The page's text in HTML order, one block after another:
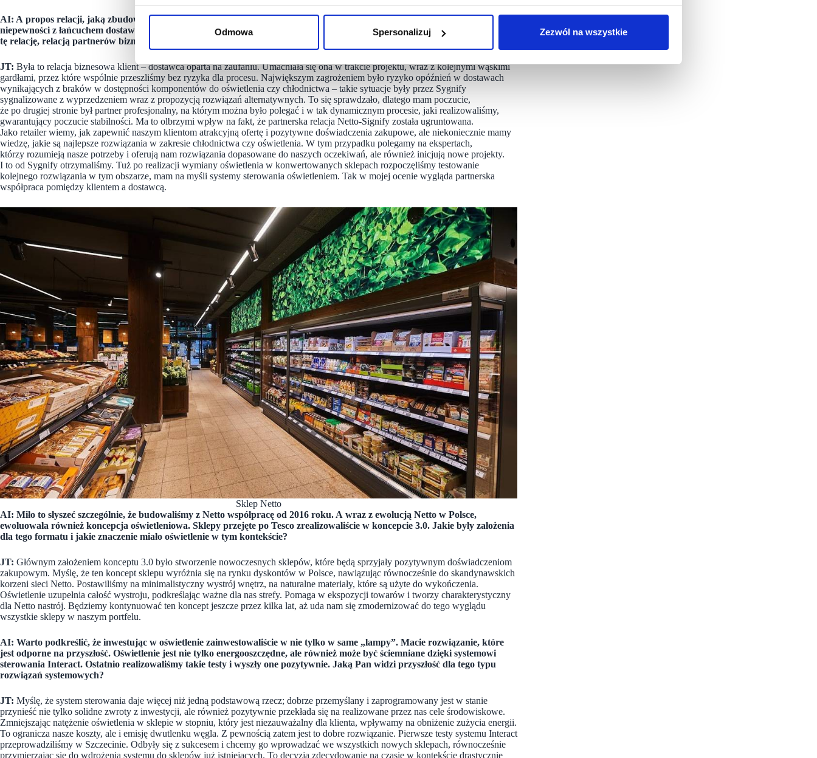
Odmowa Spersonalizuj Zezwól na wszystkie
AI: A propos relacji, jaką zbudowaliśmy – przy takim tempie przemian, jakie dyktowało Netto, a dodatkowo pandemia,
niepewności z łańcuchem dostaw… – to wszystko przetrwaliśmy w relacji Klient – Dostawca. Myślę, że możemy nazwać
tę relację, relacją partnerów biznesowych
JT: Była to relacja biznesowa klient – dostawca oparta na zaufaniu. Umacniała się ona w trakcie projektu, wraz z kolejnymi wąskimi
gardłami, przez które wspólnie przeszliśmy bez ryzyka dla procesu. Największym zagrożeniem było ryzyko opóźnień w dostawach
wynikających z braków w dostępności komponentów do oświetlenia czy chłodnictwa – takie sytuacje były przez Sygnify
sygnalizowane z wyprzedzeniem wraz z propozycją rozwiązań alternatywnych. To się sprawdzało, dlatego mam poczucie,
że po drugiej stronie był partner profesjonalny, na którym można było polegać i w tak dynamicznym procesie, jaki realizowaliśmy,
gwarantujący poczucie stabilności. Ma to olbrzymi wpływ na fakt, że partnerska relacja Netto-Signify została ugruntowana.
Jako retailer wiemy, jak zapewnić naszym klientom atrakcyjną ofertę i pozytywne doświadczenia zakupowe, ale niekoniecznie mamy
wiedzę, jakie są najlepsze rozwiązania w zakresie chłodnictwa czy oświetlenia. W tym przypadku polegamy na ekspertach,
którzy rozumieją nasze potrzeby i oferują nam rozwiązania dopasowane do naszych oczekiwań, ale również inicjują nowe projekty.
I to od Sygnify otrzymaliśmy. Tuż po realizacji wymiany oświetlenia w konwertowanych sklepach rozpoczęliśmy testowanie
kolejnego rozwiązania w tym obszarze, mam na myśli systemy sterowania oświetleniem. Tak w mojej ocenie wygląda partnerska
współpraca pomiędzy klientem a dostawcą.
Sklep Netto
AI: Miło to słyszeć szczególnie, że budowaliśmy z Netto współpracę od 2016 roku. A wraz z ewolucją Netto w Polsce,
ewoluowała również koncepcja oświetleniowa. Sklepy przejęte po Tesco zrealizowaliście w koncepcie 3.0. Jakie były założenia
dla tego formatu i jakie znaczenie miało oświetlenie w tym kontekście?
JT: Głównym założeniem konceptu 3.0 było stworzenie nowoczesnych sklepów, które będą sprzyjały pozytywnym doświadczeniom
zakupowym. Myślę, że ten koncept sklepu wyróżnia się na rynku dyskontów w Polsce, nawiązując równocześnie do skandynawskich
korzeni sieci Netto. Postawiliśmy na minimalistyczny wystrój wnętrz, na naturalne materiały, które są użyte do wykończenia.
Oświetlenie uzupełnia całość wystroju, podkreślając ważne dla nas strefy. Pomaga w ekspozycji towarów i tworzy charakterystyczny
dla Netto nastrój. Będziemy kontynuować ten koncept jeszcze przez kilka lat, aż uda nam się zmodernizować do tego wyglądu
wszystkie sklepy w naszym portfelu.
AI: Warto podkreślić, że inwestując w oświetlenie zainwestowaliście w nie tylko w same „lampy”. Macie rozwiązanie, które
jest odporne na przyszłość. Oświetlenie jest nie tylko energooszczędne, ale również może być ściemniane dzięki systemowi
sterowania Interact. Ostatnio realizowaliśmy takie testy i wyszły one pozytywnie. Jaką Pan widzi przyszłość dla tego typu
rozwiązań systemowych?
JT: Myślę, że system sterowania daje więcej niż jedną podstawową rzecz; dobrze przemyślany i zaprogramowany jest w stanie
przynieść nie tylko solidne zwroty z inwestycji, ale również pozytywnie przekłada się na realizowane przez nas cele środowiskowe.
Zmniejszając natężenie oświetlenia w sklepie w stopniu, który jest niezauważalny dla klienta, wpływamy na obniżenie zużycia energii.
To ogranicza nasze koszty, ale i emisję dwutlenku węgla. Z pewnością zatem jest to dobre rozwiązanie. Pierwsze testy systemu Interact
przeprowadziliśmy w Szczecinie. Odbyły się z sukcesem i chcemy go wprowadzać we wszystkich nowych sklepach, równocześnie
przymierzając się do wdrożenia systemu do sklepów już istniejących. To decyzja zdecydowanie na czasie w kontekście drastycznie